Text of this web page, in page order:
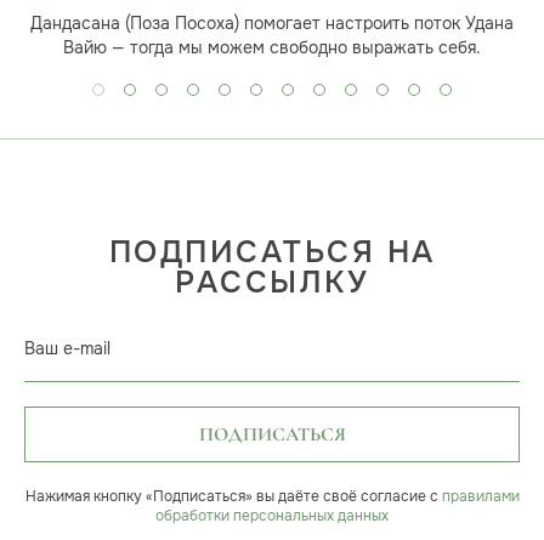
Дандасана (Поза Посоха) помогает настроить поток Удана
Вайю — тогда мы можем свободно выражать себя.
ПОДПИСАТЬСЯ НА
РАССЫЛКУ
Ваш e-mail
ПОДПИСАТЬСЯ
Нажимая кнопку «Подписаться» вы даёте своё согласие с правилами
обработки персональных данных